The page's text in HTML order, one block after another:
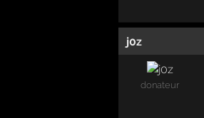
j0z
donateur